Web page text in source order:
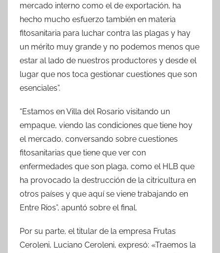
mercado interno como el de exportación, ha
hecho mucho esfuerzo también en materia
fitosanitaria para luchar contra las plagas y hay
un mérito muy grande y no podemos menos que
estar al lado de nuestros productores y desde el
lugar que nos toca gestionar cuestiones que son
esenciales”.
“Estamos en Villa del Rosario visitando un
empaque, viendo las condiciones que tiene hoy
el mercado, conversando sobre cuestiones
fitosanitarias que tiene que ver con
enfermedades que son plaga, como el HLB que
ha provocado la destrucción de la citricultura en
otros países y que aquí se viene trabajando en
Entre Ríos”, apuntó sobre el final.
Por su parte, el titular de la empresa Frutas
Ceroleni, Luciano Ceroleni, expresó: «Traemos la